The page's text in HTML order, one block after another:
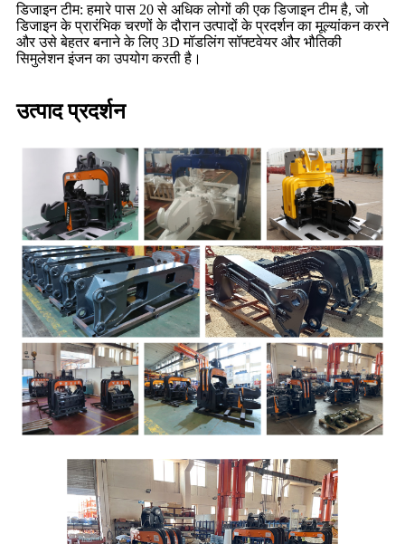
डिजाइन टीम: हमारे पास 20 से अधिक लोगों की एक डिजाइन टीम है, जो
डिजाइन के प्रारंभिक चरणों के दौरान उत्पादों के प्रदर्शन का मूल्यांकन करने
और उसे बेहतर बनाने के लिए 3D मॉडलिंग सॉफ्टवेयर और भौतिकी
सिमुलेशन इंजन का उपयोग करती है।
उत्पाद प्रदर्शन